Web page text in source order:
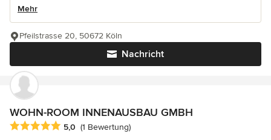
Mehr
Nachricht
Pfeilstrasse 20, 50672 Köln
WOHN-ROOM INNENAUSBAU GMBH
Durchschnittliche Bewertung: 5 von 5 Sternen
5,0 (1 Bewertung)